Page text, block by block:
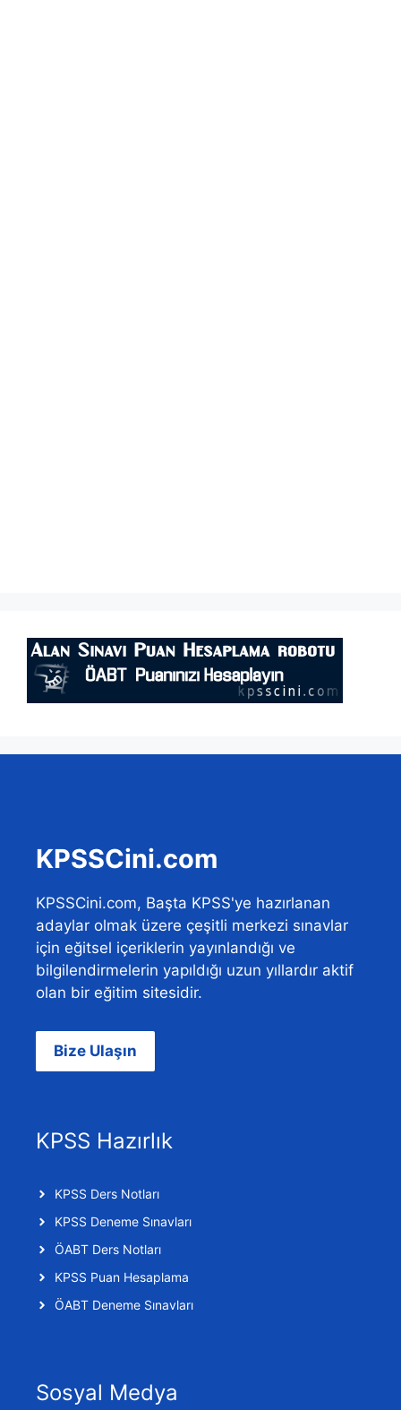
KPSSCini.com
KPSSCini.com, Başta KPSS'ye hazırlanan
adaylar olmak üzere çeşitli merkezi sınavlar
için eğitsel içeriklerin yayınlandığı ve
bilgilendirmelerin yapıldığı uzun yıllardır aktif
olan bir eğitim sitesidir.
Bize Ulaşın
KPSS Hazırlık
KPSS Ders Notları
KPSS Deneme Sınavları
ÖABT Ders Notları
KPSS Puan Hesaplama
ÖABT Deneme Sınavları
Sosyal Medya